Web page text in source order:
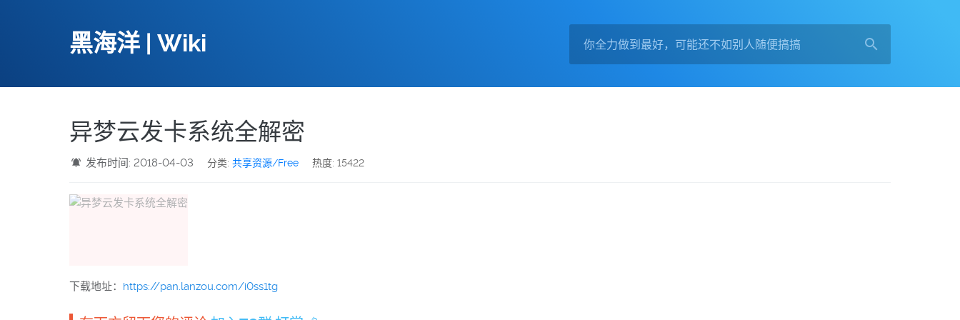
黑海洋 | Wiki
异梦云发卡系统全解密
发布时间: 2018-04-03 分类:共享资源/Free 热度: 15422
下载地址： https://pan.lanzou.com/i0ss1tg